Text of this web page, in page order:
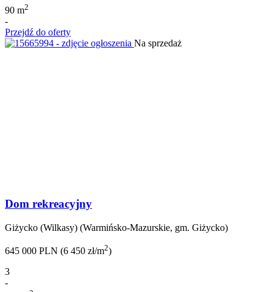
90 m2
-
Przejdź do oferty
Na sprzedaż
Dom rekreacyjny
Giżycko (Wilkasy) (Warmińsko-Mazurskie, gm. Giżycko)
645 000 PLN (6 450 zł/m2)
3
-